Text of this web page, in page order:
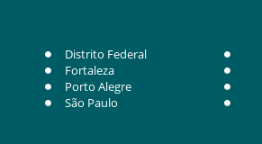
Distrito Federal
Fortaleza
Porto Alegre
São Paulo